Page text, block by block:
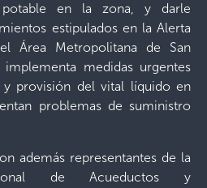
en la zona, y darle
estipulados en la Alerta
Área Metropolitana de San
medidas urgentes
y provisión del vital líquido en
problemas de suministro
además representantes de la
de Acueductos y